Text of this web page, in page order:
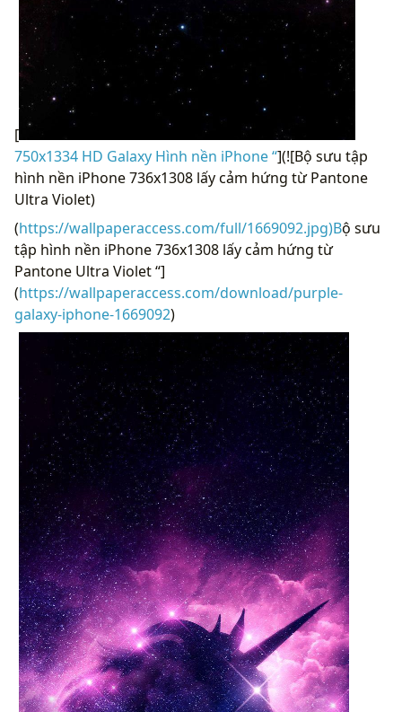
[
750x1334 HD Galaxy Hình nền iPhone “](![Bộ sưu tập
hình nền iPhone 736x1308 lấy cảm hứng từ Pantone
Ultra Violet)
(https://wallpaperaccess.com/full/1669092.jpg)Bộ sưu
tập hình nền iPhone 736x1308 lấy cảm hứng từ
Pantone Ultra Violet “]
(https://wallpaperaccess.com/download/purple-
galaxy-iphone-1669092)